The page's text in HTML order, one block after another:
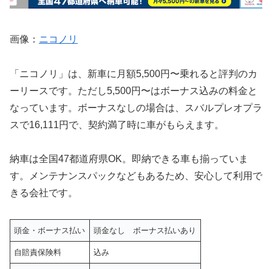
画像： ニコノリ
「ニコノリ」は、新車に月額5,500円〜乗れると評判のカ
ーリースです。ただし5,500円〜はボーナス込みの料金と
なっています。ボーナスなしの場合は、スバルプレオプラ
スで16,111円で、契約満了時に車がもらえます。
納車は全国47都道府県OK。即納できる車も揃っていま
す。メンテナンスパックなどもあるため、安心して利用で
きる会社です。
頭金・ボーナス払い 頭金なし ボーナス払いあり
自賠責保険料 込み